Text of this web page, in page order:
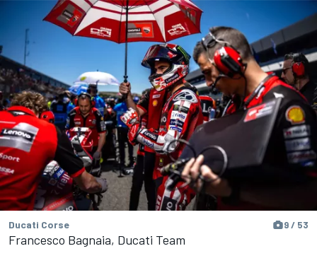
Ducati Corse 9 / 53
Francesco Bagnaia, Ducati Team